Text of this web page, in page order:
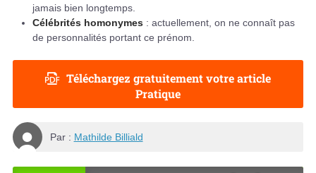
jamais bien longtemps.
Célébrités homonymes : actuellement, on ne connaît pas
de personnalités portant ce prénom.
Téléchargez gratuitement votre article
Pratique
Par : Mathilde Billiald